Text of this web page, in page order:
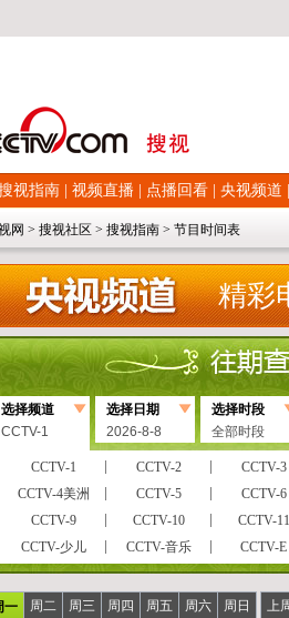
视指南 视频直播 点播回看 央视频道
网 > 搜视社区 > 搜视指南 > 节目时间表
精彩
选择频道
CCTV-1
选择日期
2026-8-8
选择时段
全部时段
CCTV-1 CCTV-2 CCTV-3
CCTV-4美洲
CCTV-5 CCTV-6
CCTV-9
CCTV-10 CCTV-11
CCTV-少儿
CCTV-音乐 CCTV-E
CCTVPусский
CCTV-高清 风云足球
风云剧场
世界地理 电视指南
一 周二 周三 周四 周五 周六 周日 上